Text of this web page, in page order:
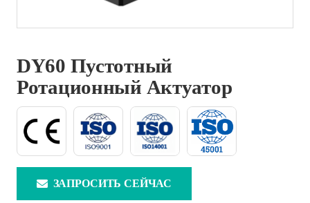
DY60 Пустотный
Ротационный Актуатор
ЗАПРОСИТЬ СЕЙЧАС